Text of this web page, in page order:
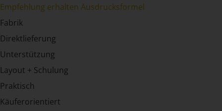
Empfehlung erhalten Ausdrucksformel
Fabrik
Direktlieferung
Unterstützung
Layout + Schulung
Praktisch
Käuferorientiert